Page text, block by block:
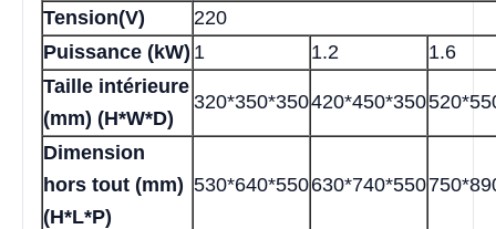
Tension(V)
220
Puissance (kW) 1 1.2
1.6
Taille intérieure
(mm) (H*W*D)
320*350*350420*450*350
Dimension
hors tout (mm)
(H*L*P)
530*640*550630*740*550